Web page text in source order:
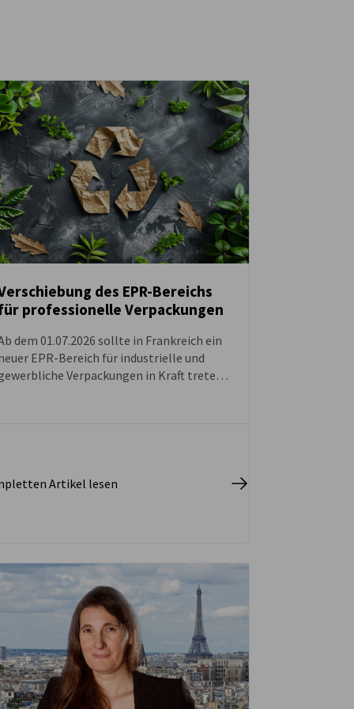
des EPR-Bereichs
professionelle Verpackungen
dem 01.07.2026 sollte in Frankreich ein
EPR-Bereich für industrielle und
Verpackungen in Kraft treten.
Artikel lesen